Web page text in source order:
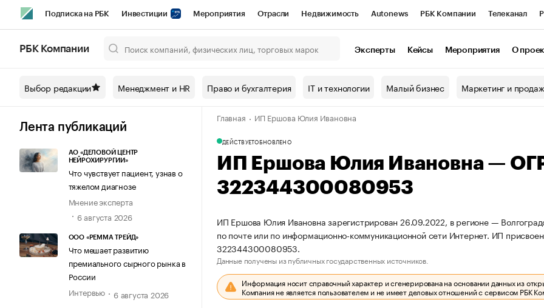
Подписка на РБК Инвестиции Мероприятия Отрасли Недвижимость Autonews РБК Компании Телеканал
Спецпроекты СПб Конференции СПб Спецпроекты Проверка контрагентов
Технологии и медиа Рынок наличной валюты
РБК Компании Эксперты Кейсы Мероприятия О
Выбор редакции Менеджмент и HR Право и бухгалтерия IT и технологии Малый бизнес Маркетинг и
Лента публикаций
АО «ДЕЛОВОЙ ЦЕНТР
НЕЙРОХИРУРГИИ»
Что чувствует пациент, узнав о
тяжелом диагнозе
Мнение эксперта
6 августа 2026
ООО «РЕММА ТРЕЙД»
Что мешает развитию
премиального сырного рынка в
России
Интервью
6 августа 2026
Главная ИП Ершова Юлия Ивановна
ДЕЙСТВУЕТОБНОВЛЕНО
ИП Ершова Юлия Ивановна —
322344300080953
ИП Ершова Юлия Ивановна зарегистрирован 26.09.2022, в регионе —
по почте или по информационно-коммуникационной сети Интернет. ИП
322344300080953.
Данные получены из публичных государственных источников.
Информация носит справочный характер и сгенерирована на основании данных из
Компания не является пользователем и не имеет деловых отношений с сервисом РБК